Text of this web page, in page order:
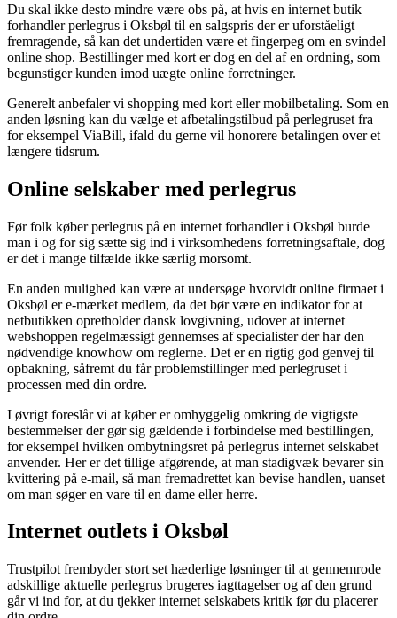
Du skal ikke desto mindre være obs på, at hvis en internet butik
forhandler perlegrus i Oksbøl til en salgspris der er uforståeligt
fremragende, så kan det undertiden være et fingerpeg om en svindel
online shop. Bestillinger med kort er dog en del af en ordning, som
begunstiger kunden imod uægte online forretninger.
Generelt anbefaler vi shopping med kort eller mobilbetaling. Som en
anden løsning kan du vælge et afbetalingstilbud på perlegruset fra
for eksempel ViaBill, ifald du gerne vil honorere betalingen over et
længere tidsrum.
Online selskaber med perlegrus
Før folk køber perlegrus på en internet forhandler i Oksbøl burde
man i og for sig sætte sig ind i virksomhedens forretningsaftale, dog
er det i mange tilfælde ikke særlig morsomt.
En anden mulighed kan være at undersøge hvorvidt online firmaet i
Oksbøl er e-mærket medlem, da det bør være en indikator for at
netbutikken opretholder dansk lovgivning, udover at internet
webshoppen regelmæssigt gennemses af specialister der har den
nødvendige knowhow om reglerne. Det er en rigtig god genvej til
opbakning, såfremt du får problemstillinger med perlegruset i
processen med din ordre.
I øvrigt foreslår vi at køber er omhyggelig omkring de vigtigste
bestemmelser der gør sig gældende i forbindelse med bestillingen,
for eksempel hvilken ombytningsret på perlegrus internet selskabet
anvender. Her er det tillige afgørende, at man stadigvæk bevarer sin
kvittering på e-mail, så man fremadrettet kan bevise handlen, uanset
om man søger en vare til en dame eller herre.
Internet outlets i Oksbøl
Trustpilot frembyder stort set hæderlige løsninger til at gennemrode
adskillige aktuelle perlegrus brugeres iagttagelser og af den grund
går vi ind for, at du tjekker internet selskabets kritik før du placerer